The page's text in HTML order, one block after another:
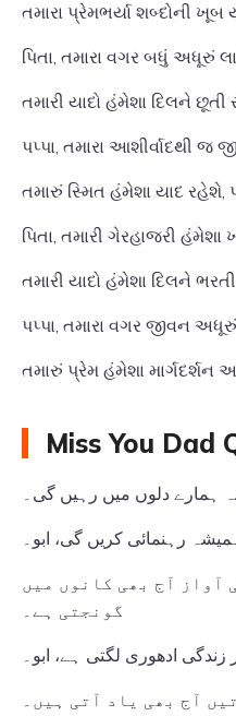
તમારા પ્રેમભર્યા શબ્દોની ખૂબ
પિતા, તમારા વગર બધું અધૂરું
તમારી યાદો હંમેશા દિલને છૂતી
પપ્પા, તમારા આશીર્વાદથી જ
તમારું સ્મિત હંમેશા યાદ રહેશે,
પિતા, તમારી ગેરહાજરી હંમેશા
તમારી યાદો હંમેશા દિલને
પપ્પા, તમારા વગર જીવન
તમારું પ્રેમ હંમેશા માર્ગદર્શન
Miss You Dad
ہمارے دلوں میں رہیں گی۔
رہنمائی کریں گی، ابو۔
آواز آج بھی کانوں میں
گونجتی ہے۔
زندگی ادھوری لگتی ہے، ابو۔
آج بھی یاد آتی ہیں۔